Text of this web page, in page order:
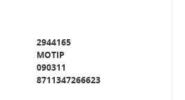
2944165
MOTIP
090311
8711347266623